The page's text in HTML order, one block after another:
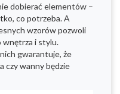
dobierać elementów –
co potrzeba. A
wzorów pozwoli
wnętrza i stylu.
gwarantuje, że
czy wanny będzie